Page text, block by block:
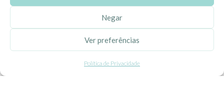
Negar
Ver preferências
Política de Privacidade
APOIO AO CLIENTE